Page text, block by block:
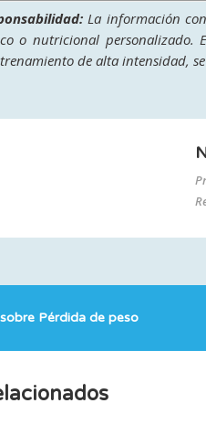
La información
o nutricional
de alta intensidad,
Pérdida de peso